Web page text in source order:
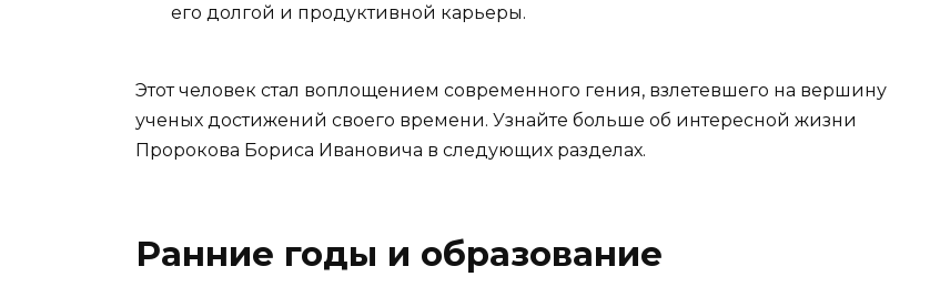
его долгой и продуктивной карьеры.
Этот человек стал воплощением современного гения, взлетевшего на вершину
ученых достижений своего времени. Узнайте больше об интересной жизни
Пророкова Бориса Ивановича в следующих разделах.
Ранние годы и образование